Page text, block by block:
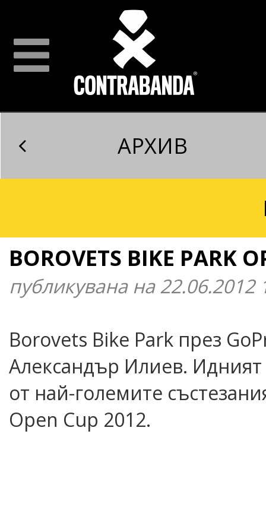
АРХИВ
BOROVETS BIKE PARK
публикувана на 22.06.2012
Borovets Bike Park през
Александър Илиев.
от най-големите
Open Cup 2012.